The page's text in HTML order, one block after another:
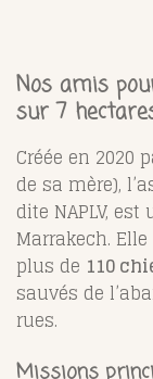
Nos amis
sur 7
Créée en 2020
de sa mère),
dite NAPLV,
Marrakech.
plus de 110
sauvés de
rues.
Missions